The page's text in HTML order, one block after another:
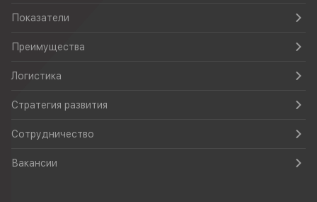
Показатели
Преимущества
Логистика
Стратегия развития
Сотрудничество
Вакансии